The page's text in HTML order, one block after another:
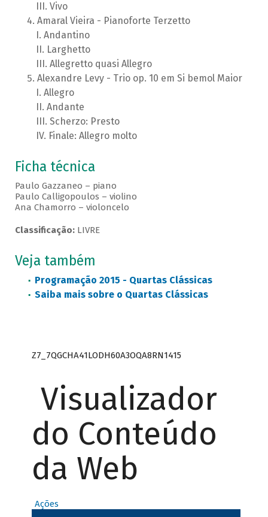
Vivo
Amaral Vieira - Pianoforte Terzetto
Andantino
Larghetto
Allegretto quasi Allegro
Alexandre Levy - Trio op. 10 em Si bemol Maior
Allegro
Andante
Scherzo: Presto
Finale: Allegro molto
Ficha técnica
Paulo Gazzaneo – piano
Paulo Calligopoulos – violino
Ana Chamorro – violoncelo
Classificação:LIVRE
Veja também
Programação 2015 - Quartas Clássicas
Saiba mais sobre o Quartas Clássicas
Z7_7QGCHA41LODH60A3OQA8RN1415
Visualizador
do Conteúdo
da Web
Ações